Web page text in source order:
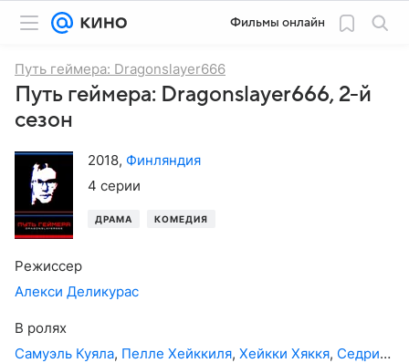
Фильмы онлайн
Путь геймера: Dragonslayer666
Путь геймера: Dragonslayer666, 2-й
сезон
2018, Финляндия
4 серии
ДРАМА КОМЕДИЯ
Режиссер
Алекси Деликурас
В ролях
Самуэль Куяла, Пелле Хейккиля, Хейкки Хяккя, Седрик Инграм